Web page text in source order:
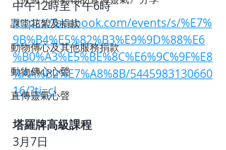
課堂花絮及捐款
動物傳心及其他服務捐款
動物傳心心聲
直傳靈氣心聲
中午12時至下午6時
https://facebook.com/events/s/%E7%
9B%B4%E5%82%B3%E9%9D%88%E6
%B0%A3%E5%BE%8C%E6%9C%9F%E8
%AA%B2%E7%A8%8B/5445983130660
16/?ti=cl
塔羅牌高級課程
3月7日